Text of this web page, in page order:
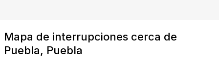
Mapa de interrupciones cerca de
Puebla, Puebla